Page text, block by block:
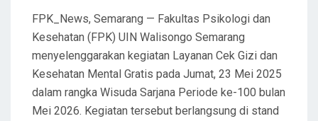
FPK_News, Semarang — Fakultas Psikologi dan
Kesehatan (FPK) UIN Walisongo Semarang
menyelenggarakan kegiatan Layanan Cek Gizi dan
Kesehatan Mental Gratis pada Jumat, 23 Mei 2025
dalam rangka Wisuda Sarjana Periode ke-100 bulan
Mei 2026. Kegiatan tersebut berlangsung di stand